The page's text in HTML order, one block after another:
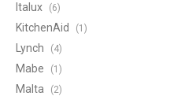
Italux (6)
KitchenAid (1)
Lynch (4)
Mabe (1)
Malta (2)